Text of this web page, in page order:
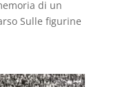
di un
Sulle figurine